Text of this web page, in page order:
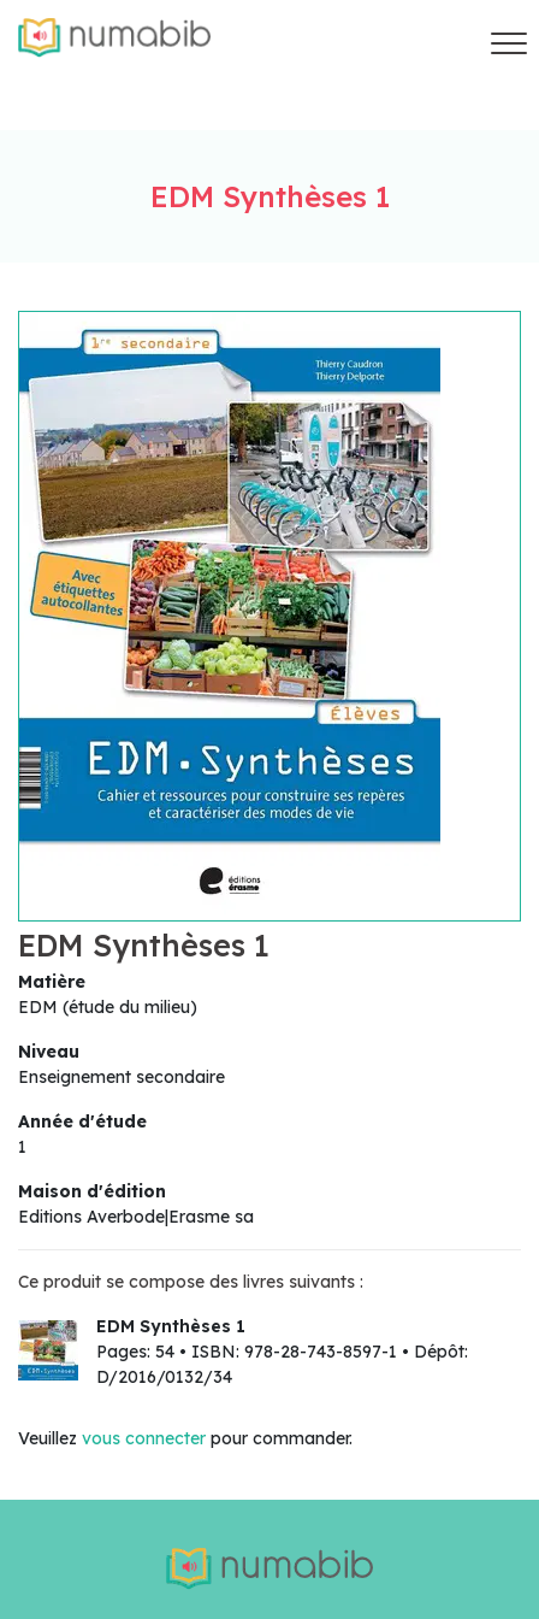
EDM Synthèses 1
EDM Synthèses 1
Matière
EDM (étude du milieu)
Niveau
Enseignement secondaire
Année d'étude
1
Maison d'édition
Editions Averbode|Erasme sa
Ce produit se compose des livres suivants :
EDM Synthèses 1
Pages: 54 • ISBN: 978-28-743-8597-1 • Dépôt:
D/2016/0132/34
Veuillez vous connecter pour commander.